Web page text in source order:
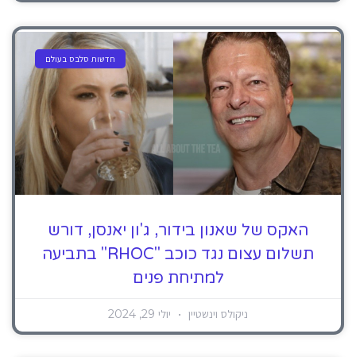
חדשות סלבס בעולם
האקס של שאנון בידור, ג'ון יאנסן, דורש
תשלום עצום נגד כוכב "RHOC" בתביעה
למתיחת פנים
ניקולס וינשטיין יולי 29, 2024